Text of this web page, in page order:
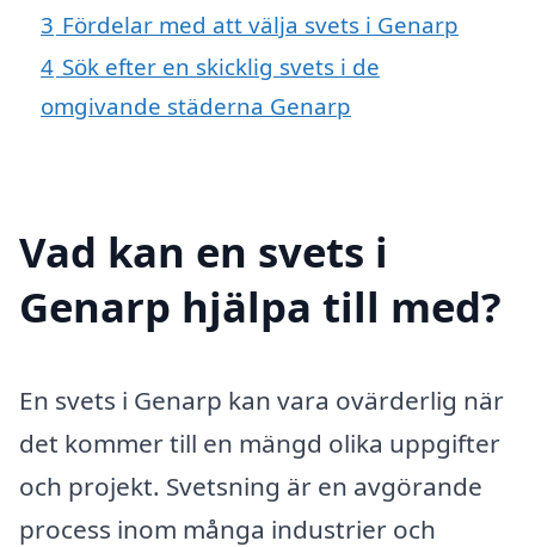
3 Fördelar med att välja svets i Genarp
4 Sök efter en skicklig svets i de
omgivande städerna Genarp
Vad kan en svets i
Genarp hjälpa till med?
En svets i Genarp kan vara ovärderlig när
det kommer till en mängd olika uppgifter
och projekt. Svetsning är en avgörande
process inom många industrier och